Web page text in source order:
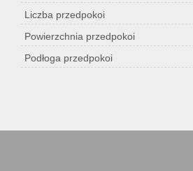
Liczba przedpokoi
Powierzchnia przedpokoi
Podłoga przedpokoi